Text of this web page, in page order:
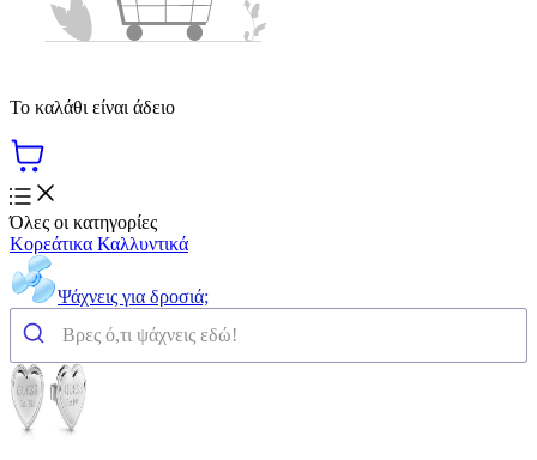
Το καλάθι είναι άδειο
Όλες οι κατηγορίες
Κορεάτικα Καλλυντικά
Ψάχνεις για δροσιά;